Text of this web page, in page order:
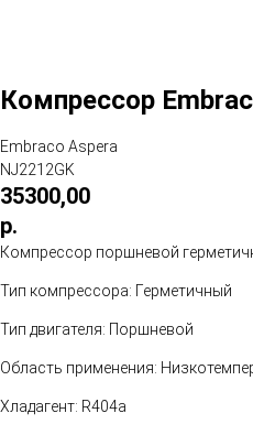
Компрессор
Embraco Aspera
NJ2212GK
35300,00
р.
Компрессор поршневой
Тип компрессора: Герметичный
Тип двигателя: Поршневой
Область применения:
Хладагент: R404a